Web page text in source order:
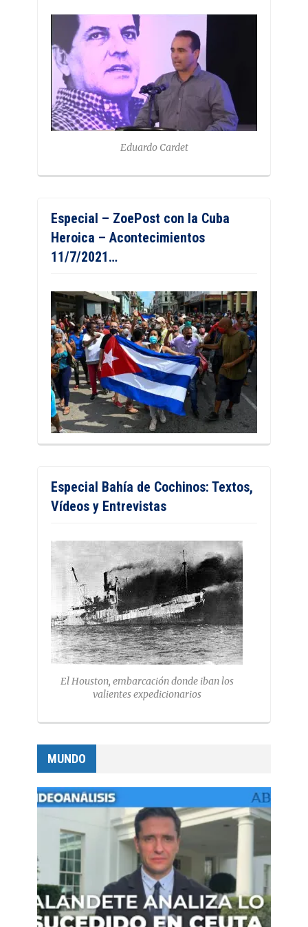
Eduardo Cardet
Especial – ZoePost con la Cuba
Heroica – Acontecimientos
11/7/2021…
Especial Bahía de Cochinos: Textos,
Vídeos y Entrevistas
El Houston, embarcación donde iban los
valientes expedicionarios
MUNDO